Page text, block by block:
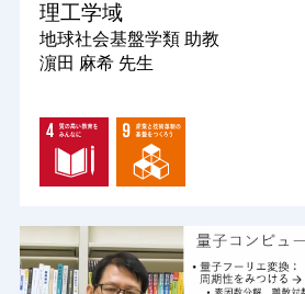
理工学域
地球社会基盤学類 助教
濵田 麻希 先生